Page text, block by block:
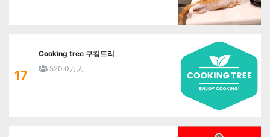
17
Cooking tree 쿠킹트리
520.0万人